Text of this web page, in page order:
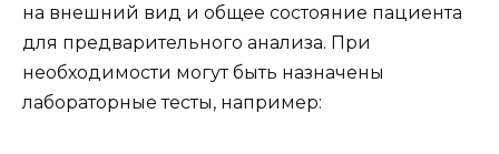
на внешний вид и общее состояние пациента
для предварительного анализа. При
необходимости могут быть назначены
лабораторные тесты, например: